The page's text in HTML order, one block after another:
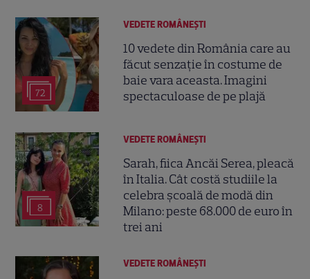
72
VEDETE ROMÂNEŞTI
10 vedete din România care au
făcut senzație în costume de
baie vara aceasta. Imagini
spectaculoase de pe plajă
8
VEDETE ROMÂNEŞTI
Sarah, fiica Ancăi Serea, pleacă
în Italia. Cât costă studiile la
celebra școală de modă din
Milano: peste 68.000 de euro în
trei ani
VEDETE ROMÂNEŞTI